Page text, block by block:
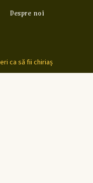
Despre noi
ca să fii chiriaș